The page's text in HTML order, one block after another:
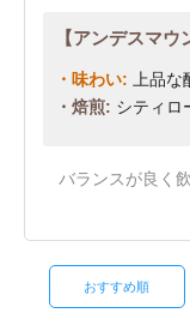
【アンデスマウ
・味わい: 上品な
・焙煎: シティロ
バランスが良く
おすすめ順